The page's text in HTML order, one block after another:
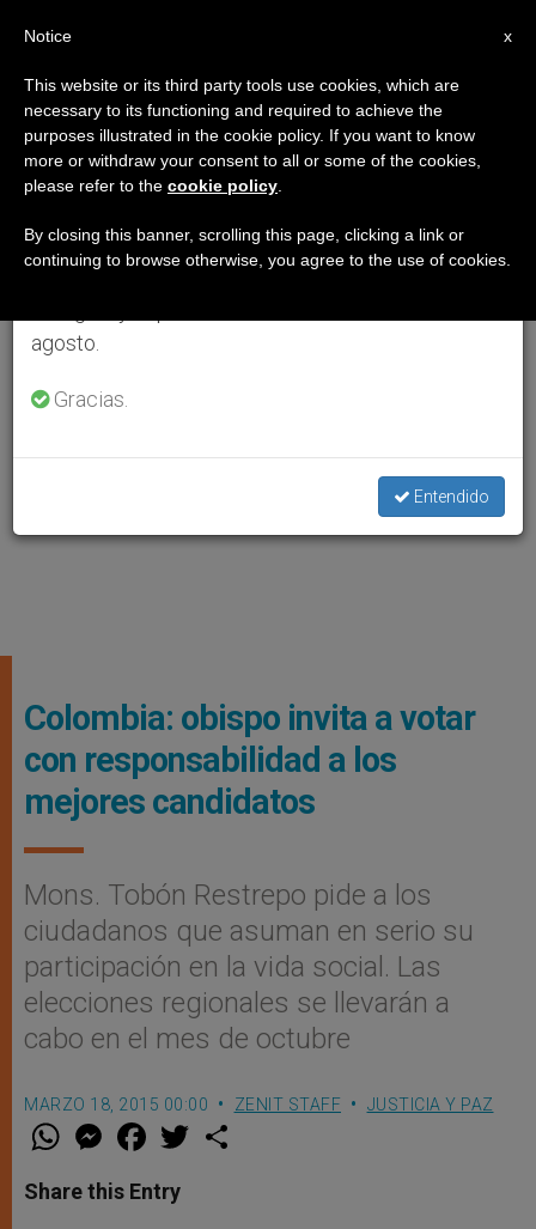
Colombia: obispo invita a votar
con responsabilidad a los
mejores candidatos
Mons. Tobón Restrepo pide a los
ciudadanos que asuman en serio su
participación en la vida social. Las
elecciones regionales se llevarán a
cabo en el mes de octubre
MARZO 18, 2015 00:00 ZENIT STAFF JUSTICIA Y PAZ
W
t
s
M
e
s
e
F
a
e
b
w
Share this Entry
×
Aviso importante
Del 27 de julio al 7 de agosto haremos la pausa
anual, aprovechando que en el periodo de verano
se generan menos informaciones y también el
agosto.
Gracias.
Entendido
x
Notice
This website or its third party tools use cookies, which are
necessary to its functioning and required to achieve the
purposes illustrated in the cookie policy. If you want to know
more or withdraw your consent to all or some of the cookies,
please refer to the cookie policy
By closing this banner, scrolling this page, clicking a link or
continuing to browse otherwise, you agree to the use of cookies.